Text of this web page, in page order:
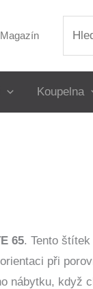
Magazín
Koupelna
65. Tento
při
nábytku, když